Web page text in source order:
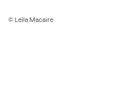
© Leïla Macaire